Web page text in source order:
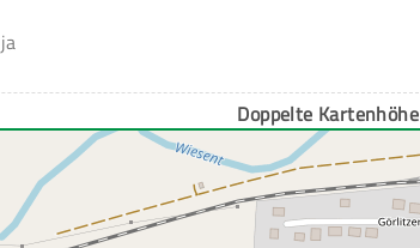
ja
Doppelte Kartenhöhe